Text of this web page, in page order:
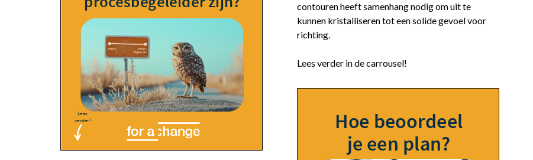
contouren heeft samenhang nodig om uit te
kunnen kristalliseren tot een solide gevoel voor
richting.
Lees verder in de carrousel!